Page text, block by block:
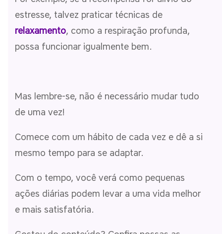
estresse, talvez praticar técnicas de
relaxamento, como a respiração profunda,
possa funcionar igualmente bem.
Mas lembre-se, não é necessário mudar tudo
de uma vez!
Comece com um hábito de cada vez e dê a si
mesmo tempo para se adaptar.
Com o tempo, você verá como pequenas
ações diárias podem levar a uma vida melhor
e mais satisfatória.